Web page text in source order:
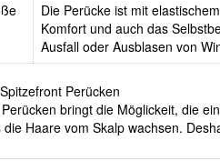
Die Perücke ist mit
Komfort und auch das
Ausfall oder Ausblasen von
Perücken
bringt die Möglickeit, die
die Haare vom Skalp wachsen.